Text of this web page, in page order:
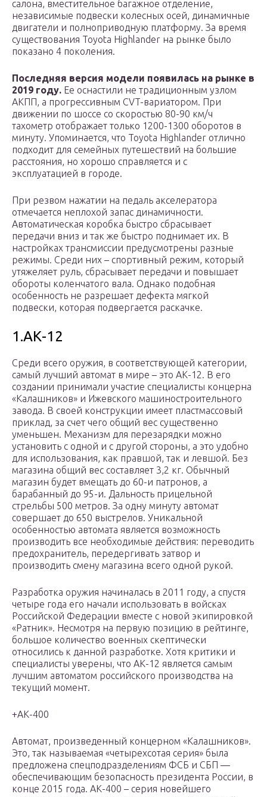
салона, вместительное багажное отделение,
независимые подвески колесных осей, динамичные
двигатели и полноприводную платформу. За время
существования Toyota Highlander на рынке было
показано 4 поколения.
Последняя версия модели появилась на рынке в
2019 году. Ее оснастили не традиционным узлом
АКПП, а прогрессивным CVT-вариатором. При
движении по шоссе со скоростью 80-90 км/ч
тахометр отображает только 1200-1300 оборотов в
минуту. Упоминается, что Toyota Highlander отлично
подходит для семейных путешествий на большие
расстояния, но хорошо справляется и с
эксплуатацией в городе.
При резвом нажатии на педаль акселератора
отмечается неплохой запас динамичности.
Автоматическая коробка быстро сбрасывает
передачи вниз и так же быстро поднимает их. В
настройках трансмиссии предусмотрены разные
режимы. Среди них – спортивный режим, который
утяжеляет руль, сбрасывает передачи и повышает
обороты коленчатого вала. Однако подобная
особенность не разрешает дефекта мягкой
подвески, которая подвергается раскачке.
1.АК-12
Среди всего оружия, в соответствующей категории,
самый лучший автомат в мире – это АК-12. В его
создании принимали участие специалисты концерна
«Калашников» и Ижевского машиностроительного
завода. В своей конструкции имеет пластмассовый
приклад, за счет чего общий вес существенно
уменьшен. Механизм для перезарядки можно
установить с одной и с другой стороны, а это удобно
для использования, как правшой, так и левшой. Без
магазина общий вес составляет 3,2 кг. Обычный
магазин будет вмещать до 60-и патронов, а
барабанный до 95-и. Дальность прицельной
стрельбы 500 метров. За одну минуту автомат
совершает до 650 выстрелов. Уникальной
особенностью автомата является возможность
производить все необходимые действия: переводить
предохранитель, передергивать затвор и
производить смену магазина всего одной рукой.
Разработка оружия начиналась в 2011 году, а спустя
четыре года его начали использовать в войсках
Российской Федерации вместе с новой экипировкой
«Ратник». Несмотря на первую позицию в рейтинге,
большое количество военных скептически
относились к данной разработке. Хотя критики и
специалисты уверены, что АК-12 является самым
лучшим автоматом российского производства на
текущий момент.
+АК-400
Автомат, произведенный концерном «Калашников».
Это, так называемая «четырехсотая серия» была
предложена спецподразделениям ФСБ и СБП —
обеспечивающим безопасность президента России, в
конце 2015 года. АК-400 – серия новейшего